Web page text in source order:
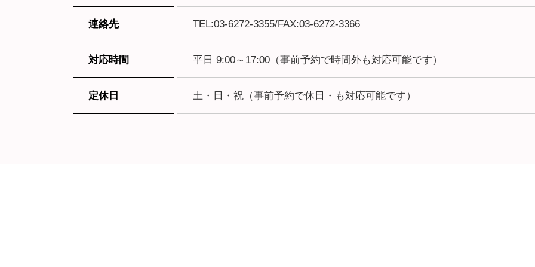
連絡先 TEL:03-6272-3355/FAX:03-6272-3366
対応時間 平日 9:00～17:00（事前予約で時間外も対応可能です）
定休日 土・日・祝（事前予約で休日・も対応可能です）